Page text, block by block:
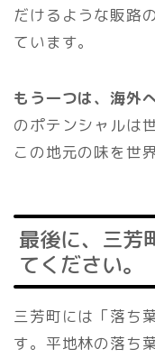
だけるような販路
ています。
もう一つは、海外
のポテンシャルは
この地元の味を世
最後に、三芳
てください。
三芳町には「落ち
す。平地林の落ち